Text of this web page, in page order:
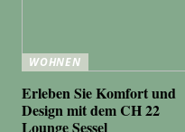
WOHNEN
Erleben Sie Komfort und
Design mit dem CH 22
Lounge Sessel